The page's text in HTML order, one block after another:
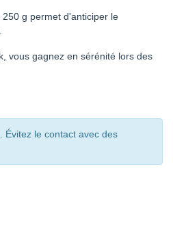
g permet d'anticiper le
vous gagnez en sérénité lors des
Évitez le contact avec des